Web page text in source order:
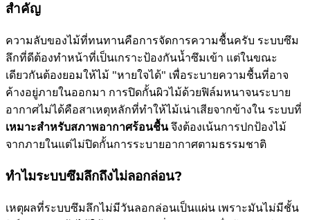
สำคัญ
ความลับของไม้ที่ทนทานคือการจัดการความชื้นครับ ระบบซึม
ลึกที่ดีต้องทำหน้าที่เป็นเกราะป้องกันน้ำซึมเข้า แต่ในขณะ
เดียวกันต้องยอมให้ไม้ "หายใจได้" เพื่อระบายความชื้นที่อาจ
ค้างอยู่ภายในออกมา การปิดกั้นผิวไม้ด้วยฟิล์มหนาจนระบาย
อากาศไม่ได้คือสาเหตุหลักที่ทำให้ไม้เน่าเสียจากข้างใน ระบบที่
เหมาะสำหรับสภาพอากาศร้อนชื้นจึงต้องเน้นการปกป้องไม้
จากภายในแต่ไม่ปิดกั้นการระบายอากาศตามธรรมชาติ
ทำไมระบบซึมลึกถึงไม่ลอกล่อน?
เหตุผลที่ระบบซึมลึกไม่มีวันลอกล่อนเป็นแผ่น เพราะมันไม่มีชั้น